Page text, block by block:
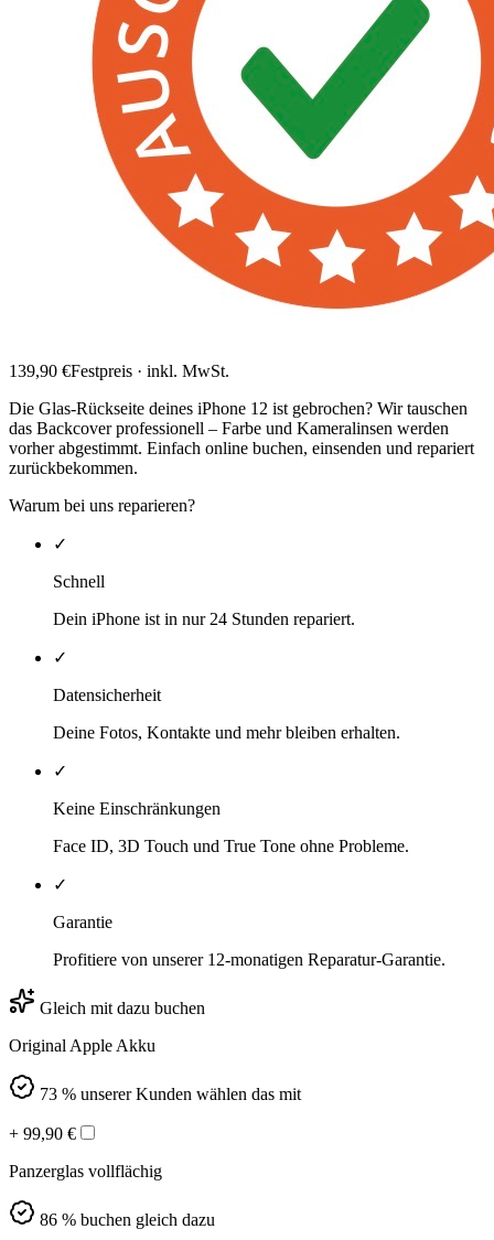
139,90 €Festpreis · inkl. MwSt.
Die Glas-Rückseite deines iPhone 12 ist gebrochen? Wir tauschen
das Backcover professionell – Farbe und Kameralinsen werden
vorher abgestimmt. Einfach online buchen, einsenden und repariert
zurückbekommen.
Warum bei uns reparieren?
✓
Schnell
Dein iPhone ist in nur 24 Stunden repariert.
✓
Datensicherheit
Deine Fotos, Kontakte und mehr bleiben erhalten.
✓
Keine Einschränkungen
Face ID, 3D Touch und True Tone ohne Probleme.
✓
Garantie
Profitiere von unserer 12-monatigen Reparatur-Garantie.
Gleich mit dazu buchen
Original Apple Akku
73 % unserer Kunden wählen das mit
+ 99,90 €
Panzerglas vollflächig
86 % buchen gleich dazu